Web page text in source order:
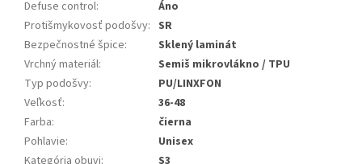
Defuse control:
Áno
Protišmykovosť podošvy: SR
Bezpečnostné špice:
Sklený laminát
Vrchný materiál:
Semiš mikrovlákno / TPU
Typ podošvy:
PU/LINXFON
Veľkosť:
36-48
Farba:
čierna
Pohlavie:
Unisex
Kategória obuvi:
S3